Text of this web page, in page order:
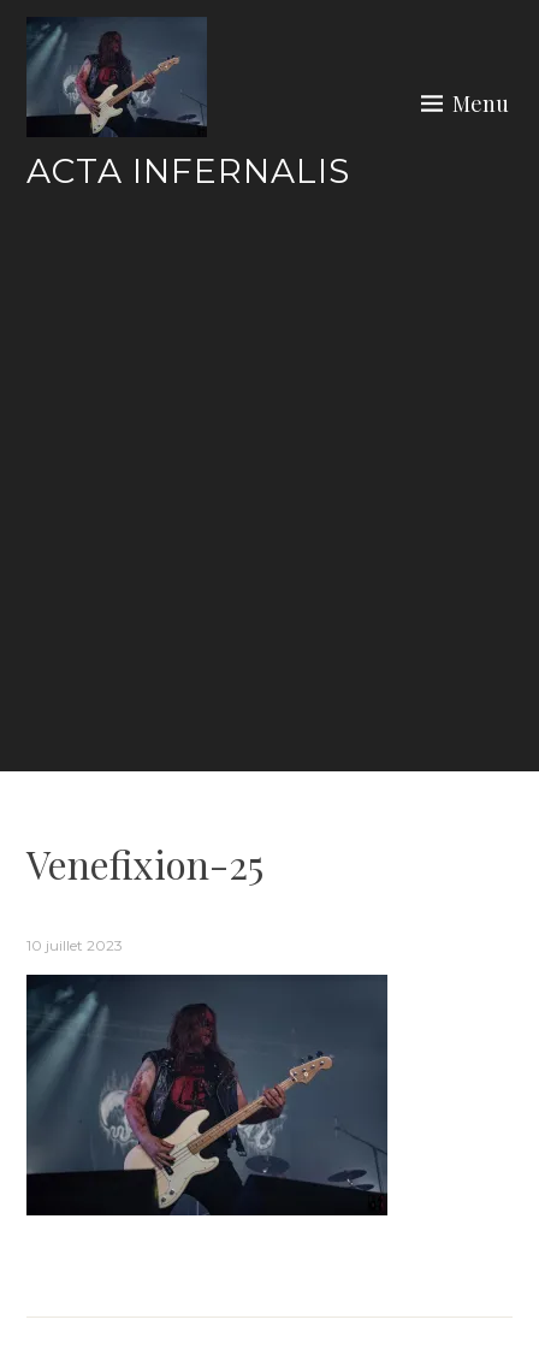
Skip
content
ACTA INFERNALIS
Menu
Venefixion-25
10 juillet 2023